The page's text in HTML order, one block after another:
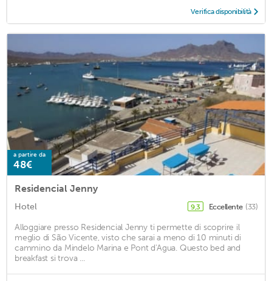
Verifica disponibilità
a partire da
48€
Residencial Jenny
Hotel 9,3 Eccellente (33)
Alloggiare presso Residencial Jenny ti permette di scoprire il
meglio di São Vicente, visto che sarai a meno di 10 minuti di
cammino da Mindelo Marina e Pont d'Agua. Questo bed and
breakfast si trova ...